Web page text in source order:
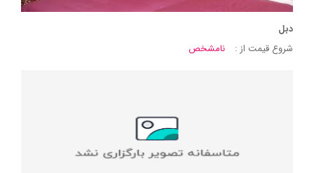
دبل
شروع قیمت از :
نامشخص